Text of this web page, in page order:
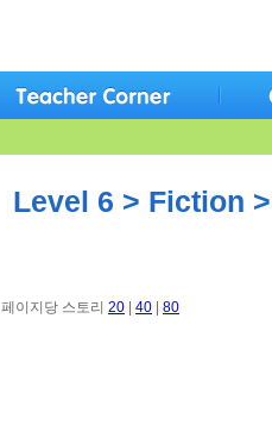
Level 6 > Fiction
페이지당 스토리 20 40 80